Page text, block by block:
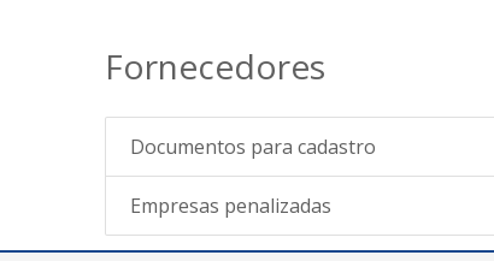
Fornecedores
Documentos para cadastro
Empresas penalizadas